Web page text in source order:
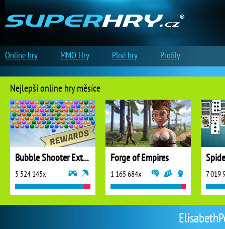
Nejlepší online hry měsíce
Bubble Shooter Extreme
5 524 145x
Forge of Empires
1 165 684x 7 019
Online hry MMO Hry Plné hry Profily